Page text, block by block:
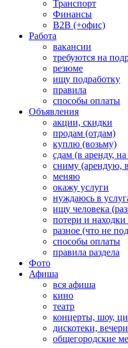
Транспорт
Финансы
B2B (+офис)
Работа
вакансии
требуются на
резюме
ищу подработку
правила
способы оплаты
Объявления
акции, скидки
продам (отдам)
куплю (возьму)
сдам (в аренду,
сниму (арендую,
меняю
окажу услуги
нуждаюсь в
ищу человека
потери и
разное (что не
способы оплаты
правила раздела
Фото
Афиша
вся афиша
кино
театр
концерты, шоу,
дискотеки,
общегородские